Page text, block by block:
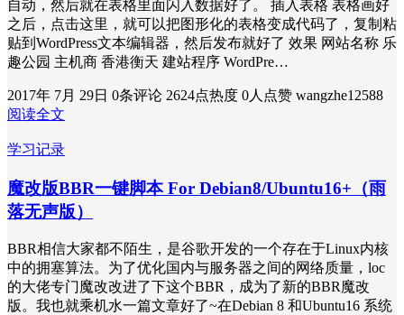
自动，然后就在表格里面闪入数据好了。 插入表格 表格画好
之后，点击这里，就可以把图形化的表格变成代码了，复制粘
贴到WordPress文本编辑器，然后发布就好了 效果 网站名称 乐
趣公园 主机商 香港衡天 建站程序 WordPre…
2017年 7月 29日 0条评论 2624点热度 0人点赞 wangzhe12588
阅读全文
学习记录
魔改版BBR一键脚本 For Debian8/Ubuntu16+（雨
落无声版）
BBR相信大家都不陌生，是谷歌开发的一个存在于Linux内核
中的拥塞算法。为了优化国内与服务器之间的网络质量，loc
的大佬专门魔改改进了下这个BBR，成为了新的BBR魔改
版。我也就乘机水一篇文章好了~在Debian 8 和Ubuntu16 系统